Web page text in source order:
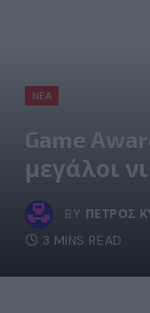
ΝΈΑ
Game
μεγάλοι
BY ΠΈΤΡΟΣ
3 MINS READ